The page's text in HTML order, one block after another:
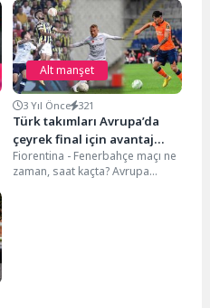
Alt manşet
3 Yıl Önce 321
Türk takımları Avrupa’da
çeyrek final için avantaj
peşinde
Fiorentina - Fenerbahçe maçı ne
zaman, saat kaçta? Avrupa